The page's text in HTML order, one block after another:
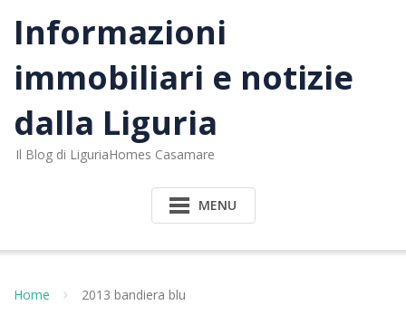
Informazioni
immobiliari e notizie
dalla Liguria
Il Blog di LiguriaHomes Casamare
MENU
Home 2013 bandiera blu